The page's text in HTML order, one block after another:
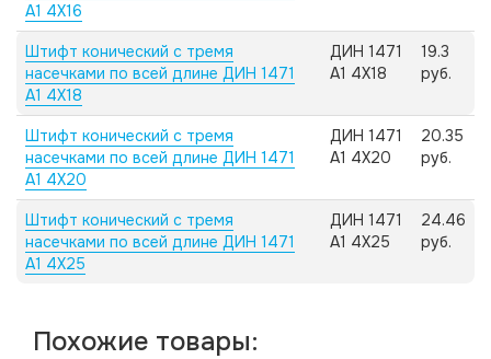
А1 4X16
Штифт конический с тремя
насечками по всей длине ДИН 1471
А1 4X18
ДИН 1471
А1 4X18
19.3
руб.
Штифт конический с тремя
насечками по всей длине ДИН 1471
А1 4X20
ДИН 1471
А1 4X20
20.35
руб.
Штифт конический с тремя
насечками по всей длине ДИН 1471
А1 4X25
ДИН 1471
А1 4X25
24.46
руб.
Похожие товары: